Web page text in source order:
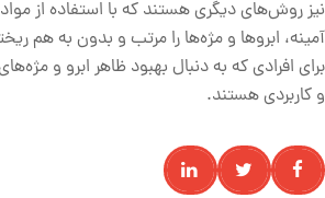
نیز روش‌های دیگری هستند که با استفاده از
آمینه، ابروها و مژه‌ها را مرتب و بدون به هم
برای افرادی که به دنبال بهبود ظاهر ابرو و
و کاربردی هستند.